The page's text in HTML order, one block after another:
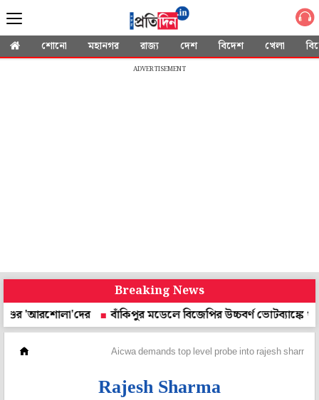
শোনো মহানগর রাজ্য দেশ বিদেশ খেলা
ADVERTISEMENT
Breaking News
বাঁকিপুর মডেলে বিজেপির উচ্চবর্ণ ভোটব্যাঙ্কে থাবা! পিডিএ-
Aicwa demands top level probe into rajesh sharma
Rajesh Sharma